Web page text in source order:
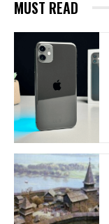
MUST READ